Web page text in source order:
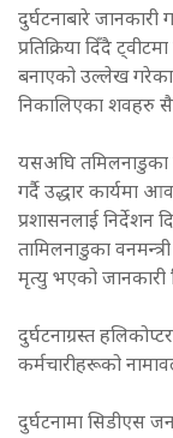
दुर्घटनाबारे जानकारी
प्रतिक्रिया दिँदै
बनाएको उल्लेख गरेका
निकालिएका शवहरु
यसअघि तमिलनाडुका
गर्दै उद्धार कार्यमा
प्रशासनलाई निर्देशन
तामिलनाडुका
मृत्यु भएको जानकारी
दुर्घटनाग्रस्त
कर्मचारीहरूको
दुर्घटनामा सिडीएस